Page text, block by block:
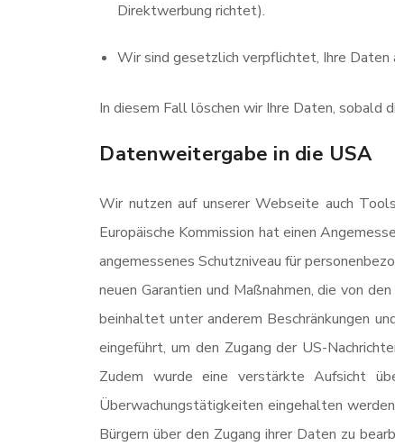
Direktwerbung richtet).
Wir sind gesetzlich verpflichtet, Ihre Daten
In diesem Fall löschen wir Ihre Daten,
Datenweitergabe in die USA
Wir nutzen auf unserer Webseite auch
Europäische Kommission hat einen
angemessenes Schutzniveau für
neuen Garantien und Maßnahmen, die von
beinhaltet unter anderem Beschränkungen
eingeführt, um den Zugang der US-
Zudem wurde eine verstärkte Aufsicht
Überwachungstätigkeiten eingehalten
Bürgern über den Zugang ihrer Daten zu